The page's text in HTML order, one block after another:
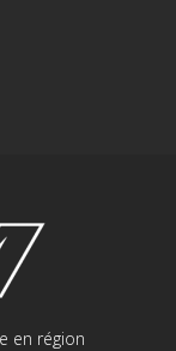
en région